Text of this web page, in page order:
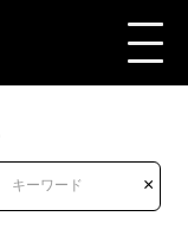
キーワード ×
ピザ